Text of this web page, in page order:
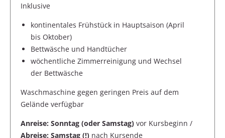
Inklusive
kontinentales Frühstück in Hauptsaison (April
bis Oktober)
Bettwäsche und Handtücher
wöchentliche Zimmerreinigung und Wechsel
der Bettwäsche
Waschmaschine gegen geringen Preis auf dem
Gelände verfügbar
Anreise: Sonntag (oder Samstag) vor Kursbeginn /
Abreise: Samstag (!) nach Kursende